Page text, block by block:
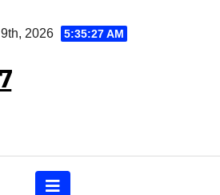
2026 5:35:28 AM